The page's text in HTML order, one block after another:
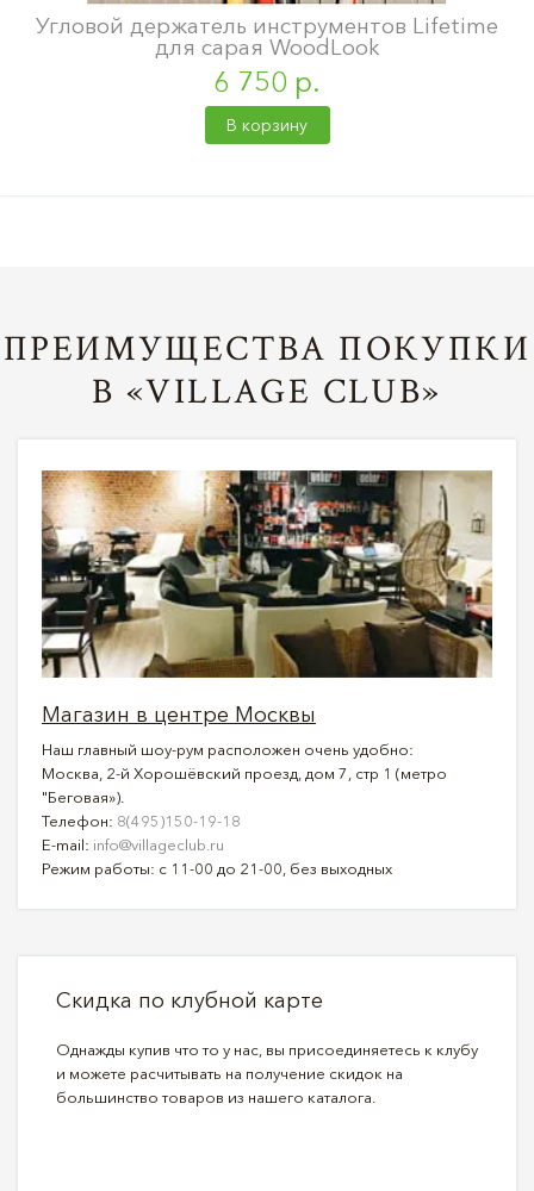
Угловой держатель инструментов Lifetime
для сарая WoodLook
6 750 р.
В корзину
ПРЕИМУЩЕСТВА ПОКУПКИ
В «VILLAGE CLUB»
Магазин в центре Москвы
Наш главный шоу-рум расположен очень удобно:
Москва, 2-й Хорошёвский проезд, дом 7, стр 1 (метро
"Беговая»).
Телефон: 8(495)150-19-18
E-mail: info@villageclub.ru
Режим работы: с 11-00 до 21-00, без выходных
Скидка по клубной карте
Однажды купив что то у нас, вы присоединяетесь к клубу
и можете расчитывать на получение скидок на
большинство товаров из нашего каталога.